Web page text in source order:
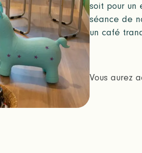
soit pour un
séance de
un café
Vous aurez